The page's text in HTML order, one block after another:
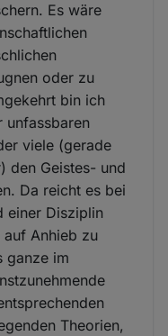
Es wäre
oder zu
bin ich
unfassbaren
viele (gerade
den Geistes- und
Da reicht es bei
einer Disziplin
Anhieb zu
ganze im
Theorien,